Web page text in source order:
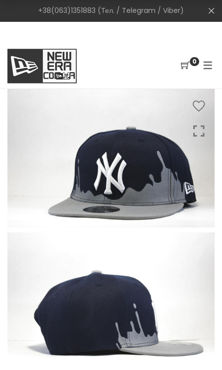
+38(063)1351883 (Тел. / Telegram / Viber)
0